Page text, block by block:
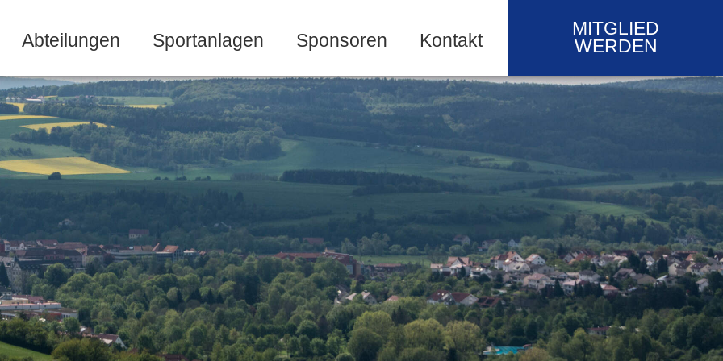
Abteilungen Sportanlagen Sponsoren Kontakt
MITGLIED
WERDEN